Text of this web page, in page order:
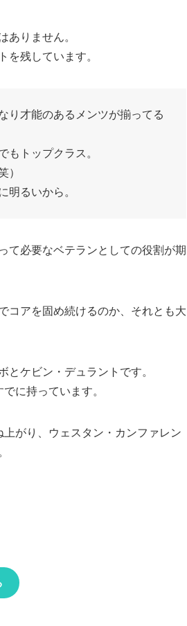
ありません。
を残しています。
り才能のあるメンツが揃ってる
もトップクラス。
）
明るいから。
て必要なベテランとしての役割が期
コアを固め続けるのか、それとも大
ケビン・デュラントです。
に持っています。
がり、ウェスタン・カンファレン